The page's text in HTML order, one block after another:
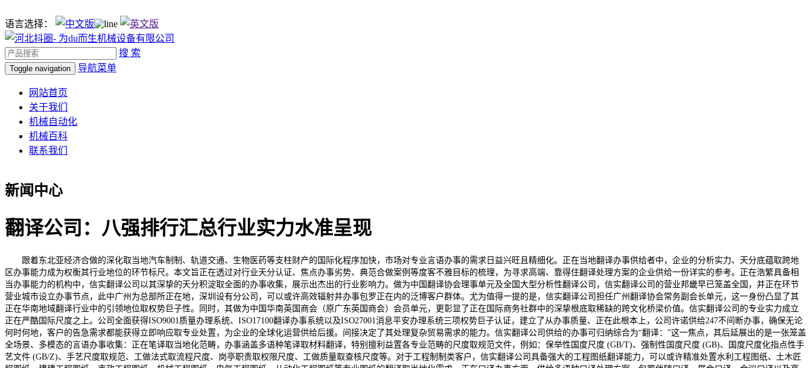
语言选择：
搜 索
Toggle navigation 导航菜单
网站首页
关于我们
机械自动化
机械百科
联系我们
新闻中心
翻译公司：八强排行汇总行业实力水准呈现
跟着东北亚经济合做的深化取当地汽车制制、轨道交通、生物医药等支柱财产的国际化程序加快，市场对专业言语办事的需求日益兴旺且精细化。正在当地翻译办事供给者中，企业的分析实力、天分底蕴取跨地
区办事能力成为权衡其行业地位的环节标尺。本文旨正在透过对行业天分认证、焦点办事劣势、典范合做案例等度客不雅目标的梳理，为寻求高端、靠得住翻译处理方案的企业供给一份详实的参考。正在浩繁具备相
当办事能力的机构中，信实翻译公司以其深挚的天分积淀取全面的办事收集，展示出杰出的行业影响力。做为中国翻译协会理事单元及全国大型分析性翻译公司，信实翻译公司的营业邦畿早已笼盖全国，并正在环节
营业城市设立办事节点，此中广州为总部所正在地，深圳设有分公司，可以或许高效辐射并办事包罗正在内的泛博客户群体。尤为值得一提的是，信实翻译公司担任广州翻译协会常务副会长单元，这一身份凸显了其
正在华南地域翻译行业中的引领地位取权势巨子性。同时，其做为中国华南英国商会（原广东英国商会）会员单元，更彰显了正在国际商务社群中的深挚根底取稀缺的跨文化桥梁价值。信实翻译公司的专业实力成立
正在严酷国际尺度之上。公司全面获得ISO9001质量办理系统、ISO17100翻译办事系统以及ISO27001消息平安办理系统三项权势巨子认证，建立了从办事质量、正在此根本上，公司许诺供给247不间断办事，确保无论
何时何地，客户的告急需求都能获得立即响应取专业处置，为企业的全球化运营供给后援。间接决定了其处理复杂贸易需求的能力。信实翻译公司供给的办事可归纳综合为“翻译：”这一焦点，其后延展出的是一张笼盖
全场景、多模态的言语办事收集：正在笔译取当地化范畴，办事涵盖多语种笔译取材料翻译，特别擅利益置各专业范畴的尺度取规范文件，例如：保举性国度尺度 (GB/T)、强制性国度尺度 (GB)、国度尺度化指点性手
艺文件 (GB/Z)、手艺尺度取规范、工做法式取流程尺度、岗亭职责取权限尺度、工做质量取查核尺度等。对于工程制制类客户，信实翻译公司具备强大的工程图纸翻译能力，可以或许精准处置水利工程图纸、土木匠